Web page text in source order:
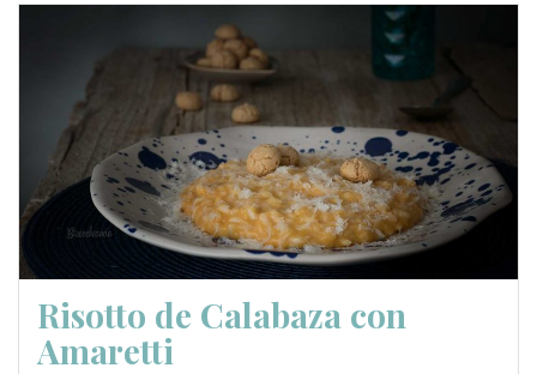
Risotto de Calabaza con
Amaretti